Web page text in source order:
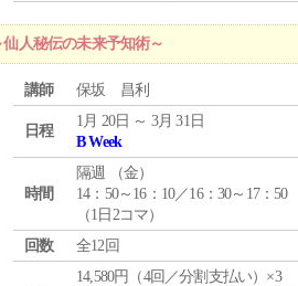
人秘伝の未来予知術～
講師 保坂 昌利
日程
1月 20日 ～ 3月 31日
B Week
時間
隔週 （金）
14：50～16：10／16：30～17：50
（1日2コマ）
回数
全12回
14,580円（4回／分割支払い）×3